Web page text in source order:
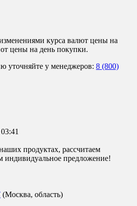
курса валют цены на
от цены на день покупки.
у менеджеров: 8 (800)
продуктах, рассчитаем
индивидуальное предложение!
(Москва, область)